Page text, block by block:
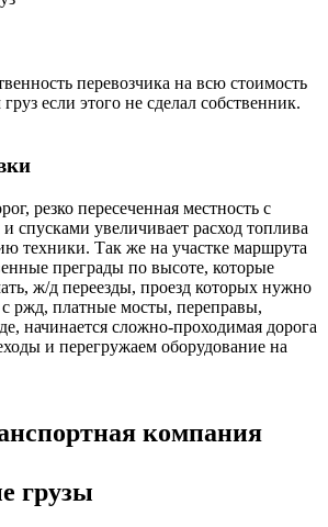
перевозчика на всю стоимость
если этого не сделал собственник.
резко пересеченная местность с
спусками увеличивает расход топлива
техники. Так же на участке маршрута
преграды по высоте, которые
ж/д переезды, проезд которых нужно
с ржд, платные мосты, переправы,
начинается сложно-проходимая дорога
и перегружаем оборудование на
компания
грузы